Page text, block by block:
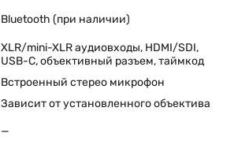
Bluetooth (при наличии)
XLR/mini-XLR аудиовходы, HDMI/SDI,
USB-C, объективный разъем, таймкод
Встроенный стерео микрофон
Зависит от установленного объектива
—